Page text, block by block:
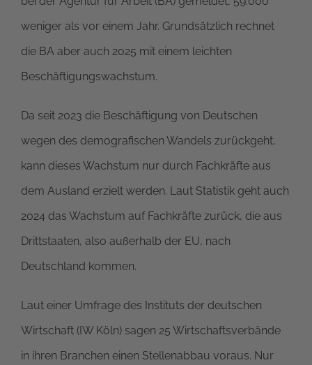
weniger als vor einem Jahr. Grundsätzlich rechnet
die BA aber auch 2025 mit einem leichten
Beschäftigungswachstum.
Da seit 2023 die Beschäftigung von Deutschen
wegen des demografischen Wandels zurückgeht,
kann dieses Wachstum nur durch Fachkräfte aus
dem Ausland erzielt werden. Laut Statistik geht auch
2024 das Wachstum auf Fachkräfte zurück, die aus
Drittstaaten, also außerhalb der EU, nach
Deutschland kommen.
Laut einer Umfrage des Instituts der deutschen
Wirtschaft (IW Köln) sagen 25 Wirtschaftsverbände
in ihren Branchen einen Stellenabbau voraus. Nur